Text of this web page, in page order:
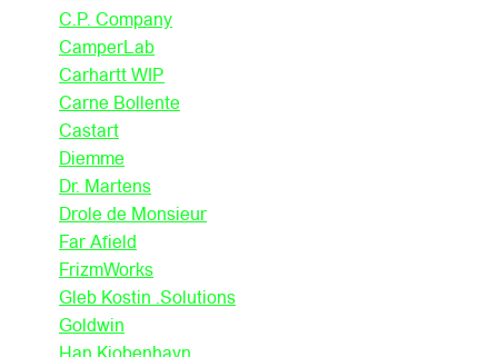
C.P. Company
CamperLab
Carhartt WIP
Carne Bollente
Castart
Diemme
Dr. Martens
Drole de Monsieur
Far Afield
FrizmWorks
Gleb Kostin .Solutions
Goldwin